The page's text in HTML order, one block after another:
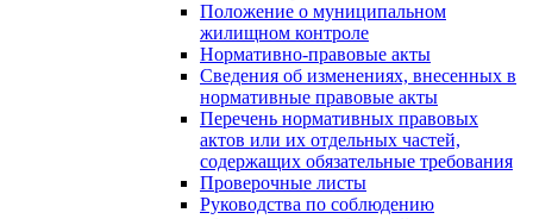
Положение о муниципальном
жилищном контроле
Нормативно-правовые акты
Сведения об изменениях, внесенных в
нормативные правовые акты
Перечень нормативных правовых
актов или их отдельных частей,
содержащих обязательные требования
Проверочные листы
Руководства по соблюдению